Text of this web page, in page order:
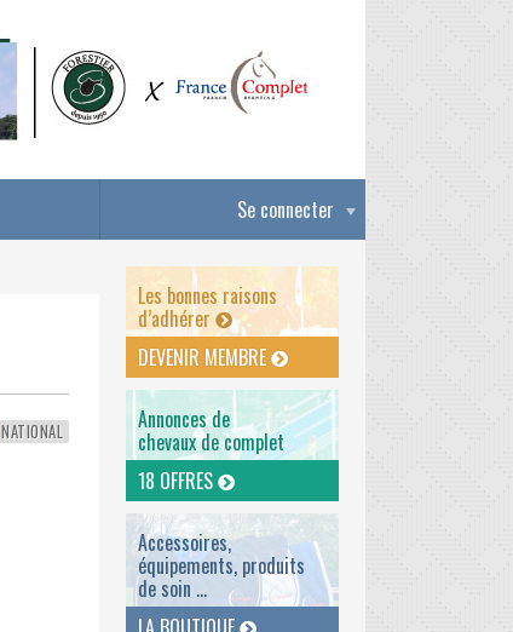
Se connecter
NATIONAL
Les bonnes raisons
d’adhérer
DEVENIR MEMBRE
Annonces de
chevaux de complet
18 OFFRES
Accessoires,
équipements, produits
de soin ...